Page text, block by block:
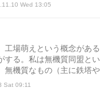
Wed 13:05
場萌えという概念があ
する。私は無機質同盟と
無機質なもの（主に鉄塔や
Sat 09:11